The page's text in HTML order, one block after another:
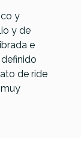
y
y de
e
de ride